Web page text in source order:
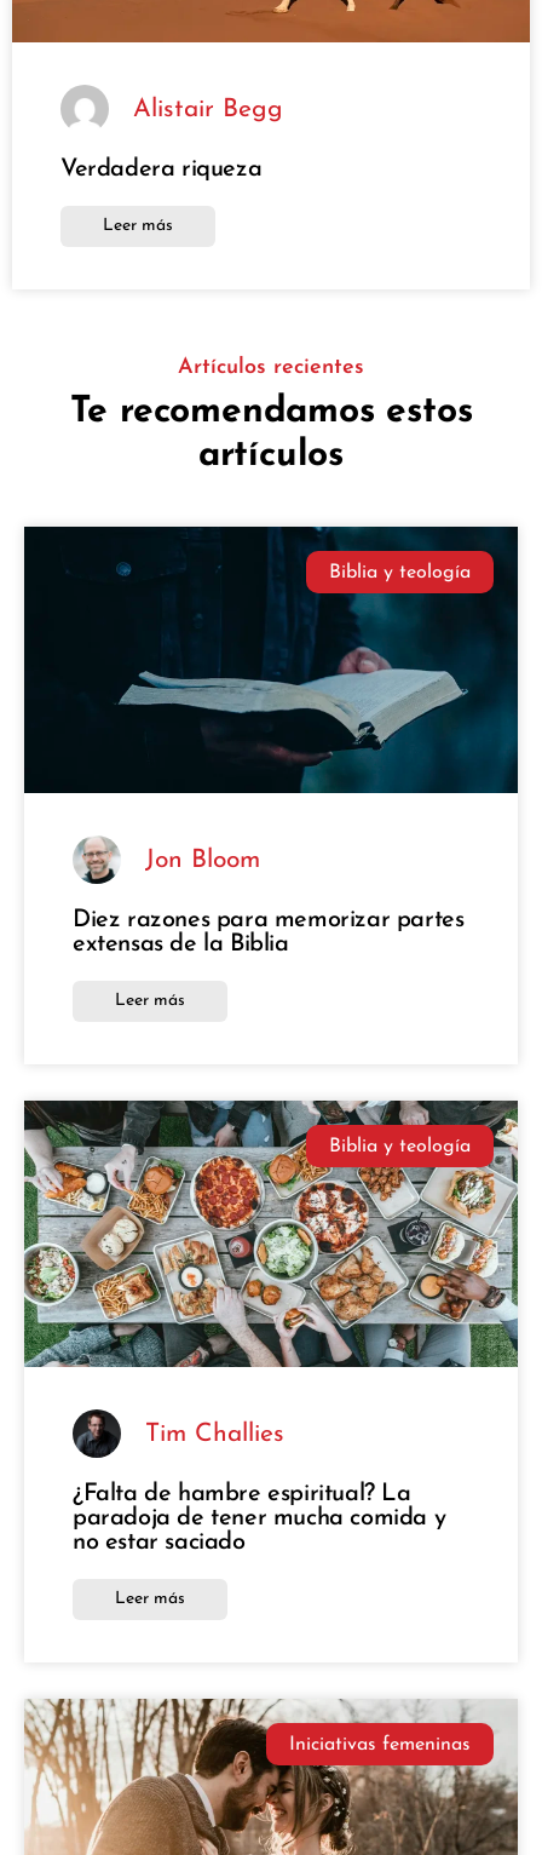
Alistair Begg
Verdadera riqueza
Leer más
Artículos recientes
Te recomendamos estos
artículos
Biblia y teología
Jon Bloom
Diez razones para memorizar partes
extensas de la Biblia
Leer más
Biblia y teología
Tim Challies
¿Falta de hambre espiritual? La
paradoja de tener mucha comida y
no estar saciado
Leer más
Iniciativas femeninas